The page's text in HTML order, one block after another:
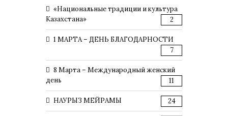
«Национальные традиции и культура
Казахстана»
2
1 МАРТА – ДЕНЬ БЛАГОДАРНОСТИ
7
8 Марта – Международный женский
день
11
НАУРЫЗ МЕЙРАМЫ 24